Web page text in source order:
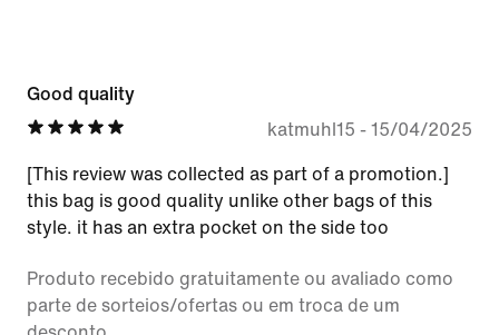
Good quality
katmuhl15 - 15/04/2025
[This review was collected as part of a promotion.]
this bag is good quality unlike other bags of this
style. it has an extra pocket on the side too
Produto recebido gratuitamente ou avaliado como
parte de sorteios/ofertas ou em troca de um